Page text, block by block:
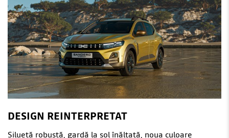
DESIGN REINTERPRETAT
Siluetă robustă, gardă la sol înălțată, noua culoare